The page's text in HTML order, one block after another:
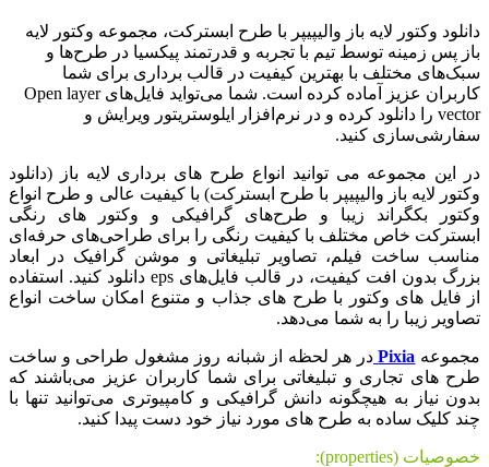
دانلود وکتور لایه باز والیپیپر با طرح ابسترکت، مجموعه وکتور لایه
باز پس زمینه توسط تیم با تجربه و قدرتمند پیکسیا در طرح‌ها و
سبک‌های مختلف با بهترین کیفیت در قالب برداری برای شما
کاربران عزیز آماده کرده است. شما می‌تواید فایل‌های Open layer
vector را دانلود کرده و در نرم‌افزار ایلوستریتور ویرایش و
سفارشی‌سازی کنید.
در این مجموعه می توانید انواع طرح های برداری لایه باز (دانلود
وکتور لایه باز والیپیپر با طرح ابسترکت) با کیفیت عالی و طرح انواع
وکتور بکگراند زیبا و طرح‌های گرافیکی و وکتور های رنگی
ابسترکت خاص مختلف با کیفیت رنگی را برای طراحی‌های حرفه‌ای
مناسب ساخت فیلم، تصاویر تبلیغاتی و موشن گرافیک در ابعاد
بزرگ بدون افت کیفیت، در قالب فایل‌های eps دانلود کنید. استفاده
از فایل های وکتور با طرح های جذاب و متنوع امکان ساخت انواع
تصاویر زیبا را به شما می‌دهد.
مجموعه Pixia در هر لحظه از شبانه روز مشغول طراحی و ساخت
طرح های تجاری و تبلیغاتی برای شما کاربران عزیز می‌باشند که
بدون نیاز به هیچگونه دانش گرافیکی و کامپیوتری می‌توانید تنها با
چند کلیک ساده به طرح های مورد نیاز خود دست پیدا کنید.
خصوصیات (properties):